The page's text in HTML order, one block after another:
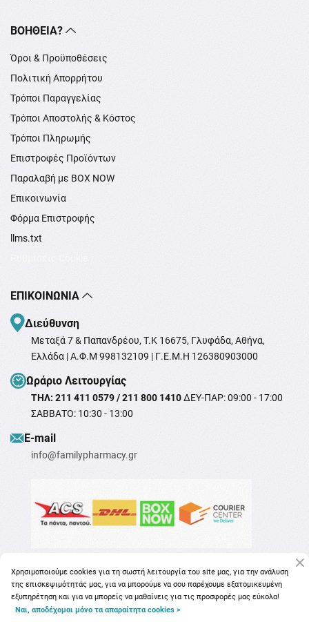
ΒΟΉΘΕΙΑ?
Όροι & Προϋποθέσεις
Πολιτική Απορρήτου
Τρόποι Παραγγελίας
Τρόποι Αποστολής & Κόστος
Τρόποι Πληρωμής
Επιστροφές Προϊόντων
Παραλαβή με BOX NOW
Επικοινωνία
Φόρμα Επιστροφής
llms.txt
ΕΠΙΚΟΙΝΩΝΊΑ
Διεύθυνση
Μεταξά 7 & Παπανδρέου, T.K 16675, Γλυφάδα, Αθήνα,
Ελλάδα | Α.Φ.Μ 998132109 | Γ.Ε.Μ.Η 126380903000
Ωράριο Λειτουργίας
ΤΗΛ: 211 411 0579 / 211 800 1410ΔΕΥ-ΠΑΡ: 09:00 - 17:00
ΣΑΒΒΑΤΟ: 10:30 - 13:00
Ε-mail
info@familypharmacy.gr
Χρησιμοποιούμε cookies για τη σωστή λειτουργία του site μας, για την ανάλυση
της επισκεψιμότητάς μας, για να μπορούμε να σου παρέχουμε εξατομικευμένη
εξυπηρέτηση και για να μπορείς να μαθαίνεις για τις προσφορές μας εύκολα!
Ναι, αποδέχομαι μόνο τα απαραίτητα cookies >